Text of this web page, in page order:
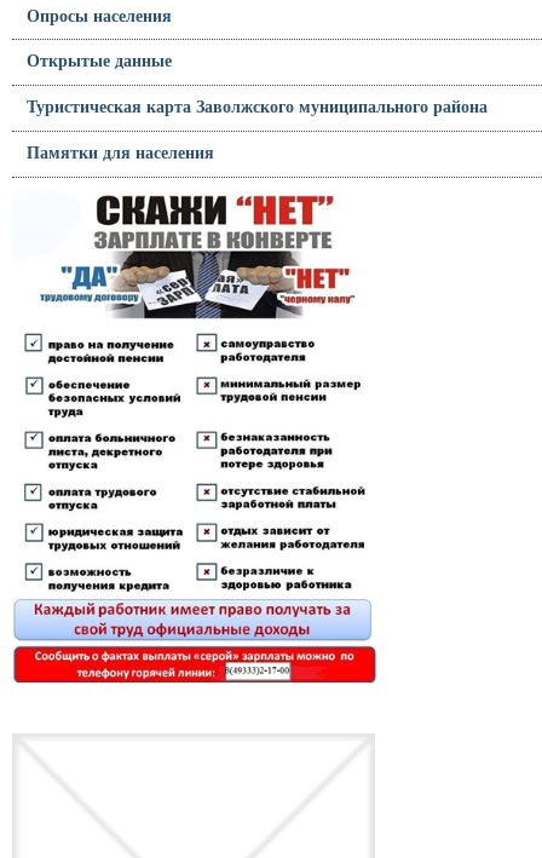
Опросы населения
Открытые данные
Туристическая карта Заволжского муниципального района
Памятки для населения